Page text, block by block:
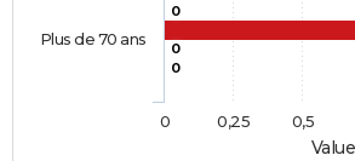
0
0
0
Plus de 70 ans
0 0,25 0,5